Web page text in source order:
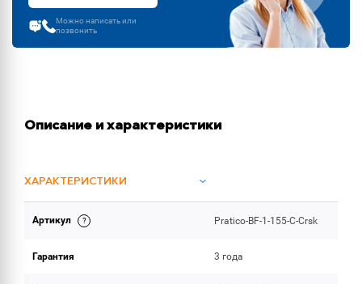
Можно написать или
позвонить
Описание и характеристики
ХАРАКТЕРИСТИКИ
ОБЪЕМ ПОСТАВКИ
Артикул Pratico-BF-1-155-C-Crsk
Гарантия 3 года